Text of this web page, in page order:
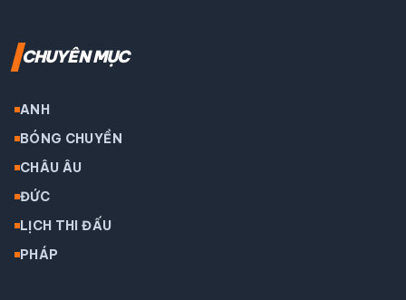
CHUYÊN MỤC
ANH
BÓNG CHUYỀN
CHÂU ÂU
ĐỨC
LỊCH THI ĐẤU
PHÁP